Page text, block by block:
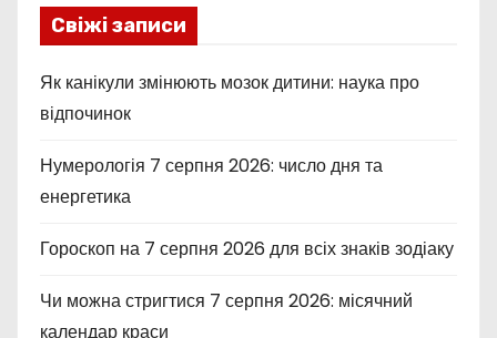
Свіжі записи
Як канікули змінюють мозок дитини: наука про
відпочинок
Нумерологія 7 серпня 2026: число дня та
енергетика
Гороскоп на 7 серпня 2026 для всіх знаків зодіаку
Чи можна стригтися 7 серпня 2026: місячний
календар краси